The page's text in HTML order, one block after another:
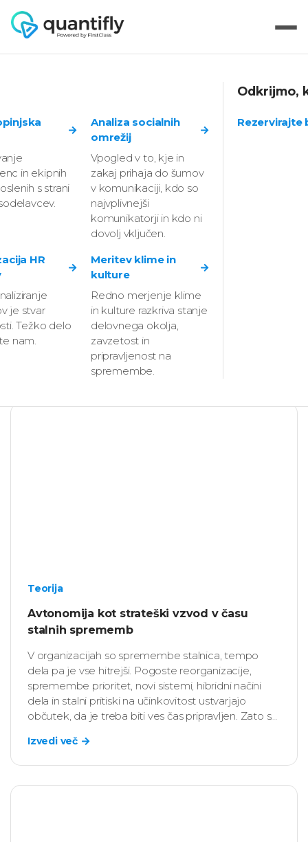
in ekipnih
s strani
Analiza socialnih
omrežij
Vpogled v to, kje in
zakaj prihaja do šumov
v komunikaciji, kdo so
najvplivnejši
komunikatorji in kdo ni
dovolj vključen.
HR
je stvar
Težko delo
nam.
Meritev klime in
kulture
Redno merjenje klime
in kulture razkriva stanje
delovnega okolja,
zavzetost in
pripravljenost na
spremembe.
Odkrijmo,
Rezervirajte
Strokovni prispevki
Prispevki s
področja
organizacijske
diagnostike
Teorija
Avtonomija kot strateški vzvod v času
stalnih sprememb
V organizacijah so spremembe stalnica, tempo
dela pa je vse hitrejši. Pogoste reorganizacije,
spremembe prioritet, novi sistemi, hibridni načini
dela in stalni pritiski na učinkovitost ustvarjajo
občutek, da je treba biti ves čas pripravljen. Zato se
omogoča, da v takšnem okolju ne le sledijo
Izvedi več